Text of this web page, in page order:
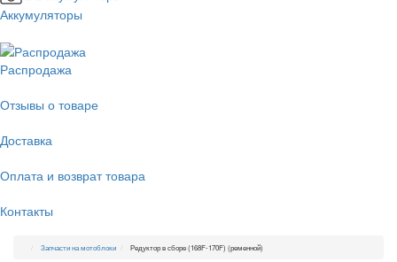
Аккумуляторы
Распродажа
Отзывы о товаре
Доставка
Оплата и возврат товара
Контакты
Запчасти на мотоблоки Редуктор в сборе (168F-170F) (ременной)